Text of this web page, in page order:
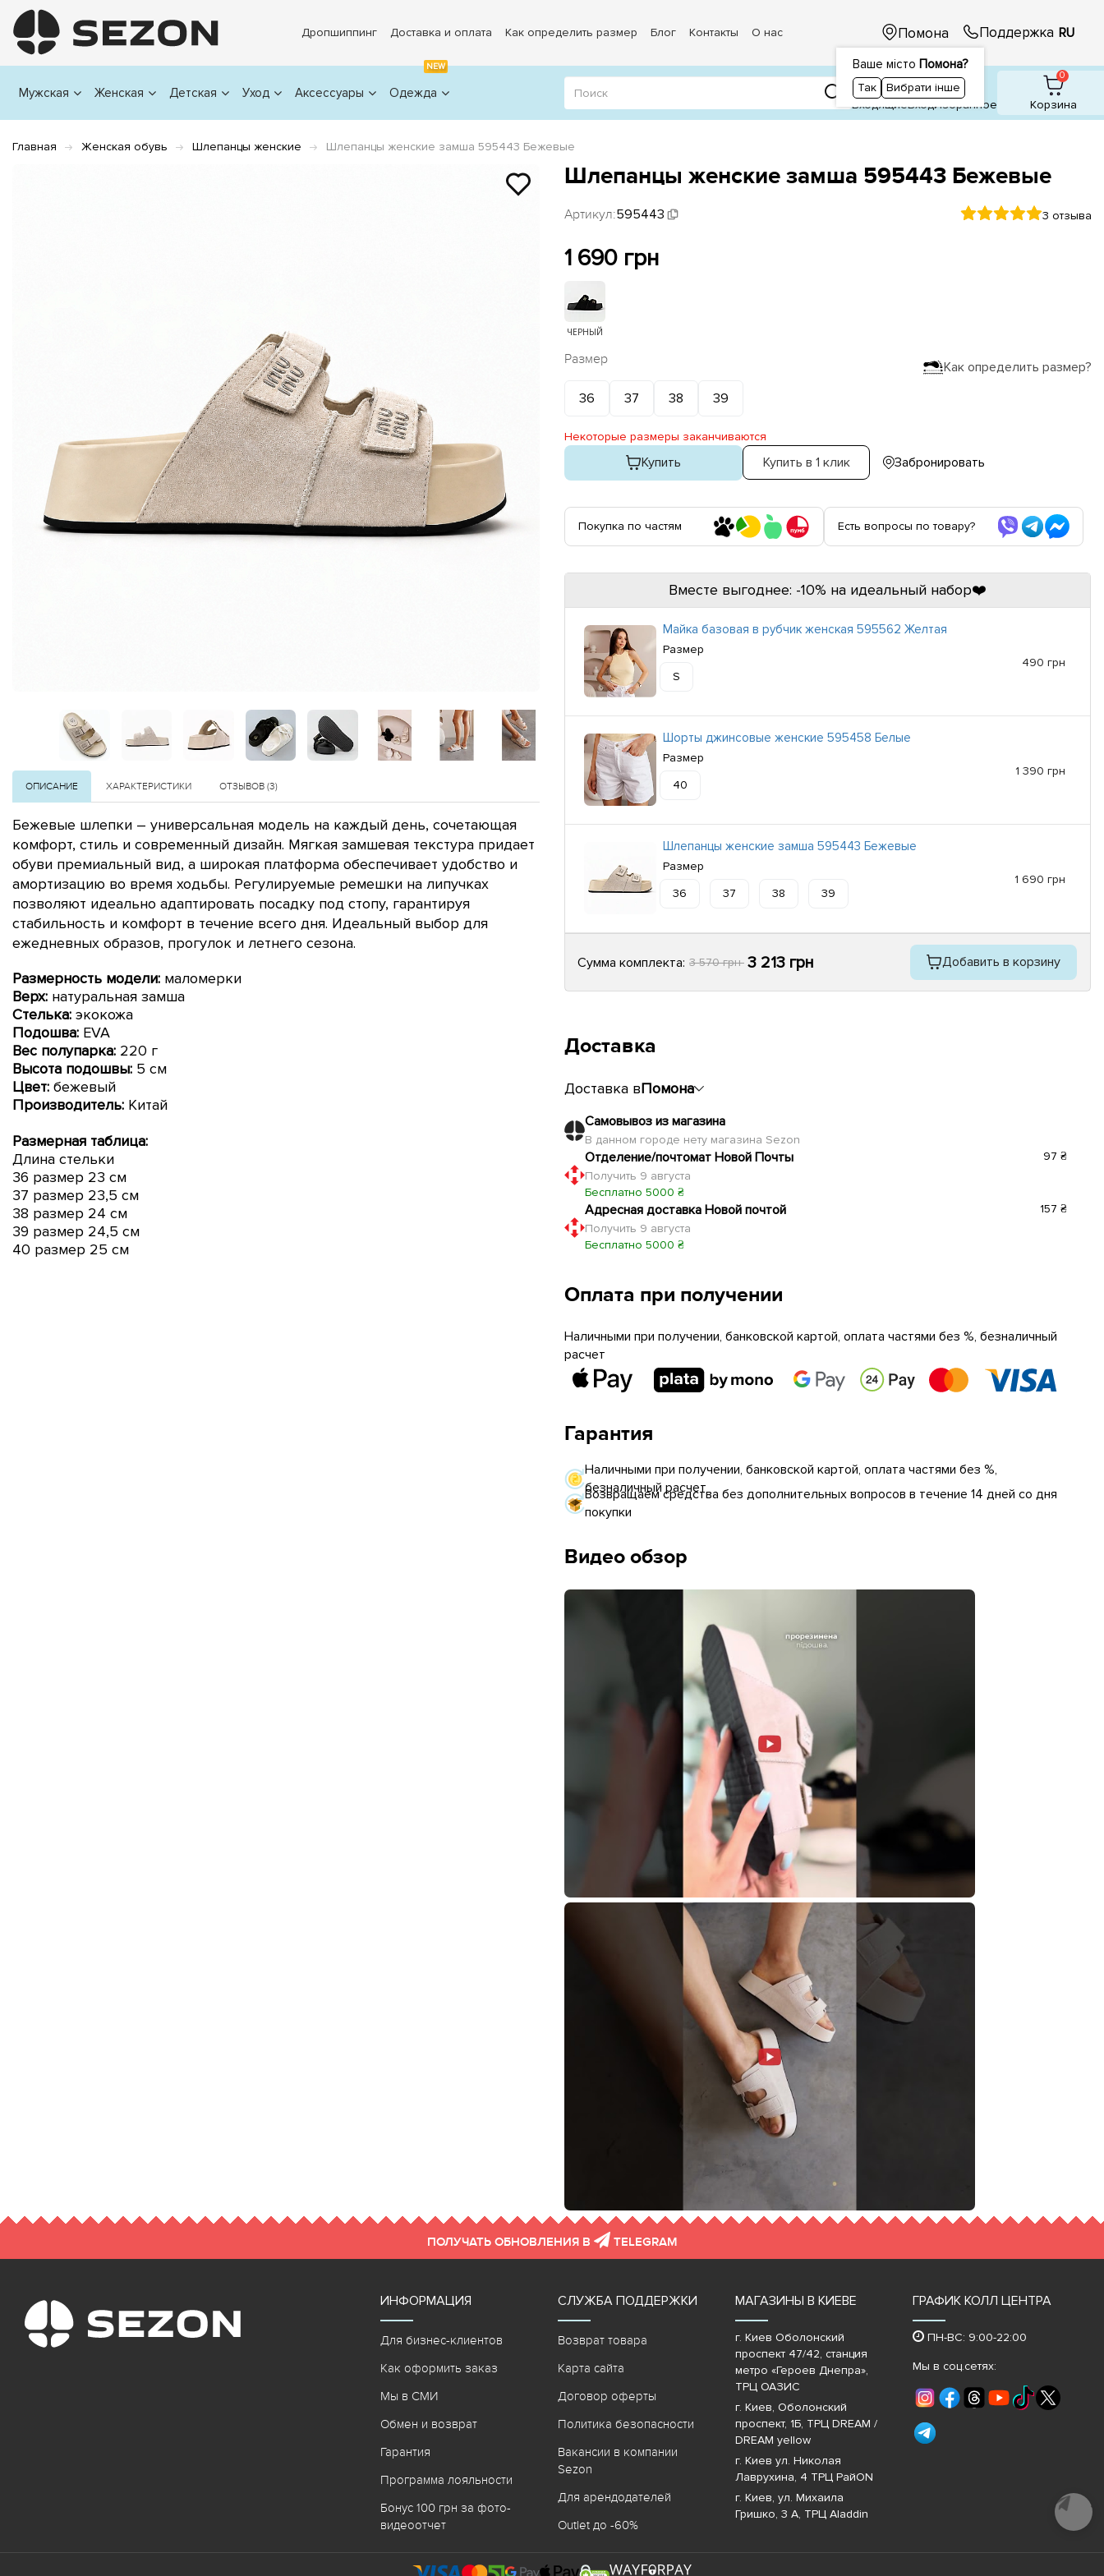
Дропшиппинг Доставка и оплата Как определить размер Блог Контакты О нас Помона
Ваше місто Помона?
Так Вибрати інше
Поддержка RU
Мужская Женская Детская Уход Аксессуары
NEW
Одежда
1
ВходящиеВходИзбранное
0
Корзина
Главная Женская обувь Шлепанцы женские Шлепанцы женские замша 595443 Бежевые
Шлепанцы женские замша 595443 Бежевые
Артикул:595443 3 отзыва
1 690 грн
ЧЕРНЫЙ
Как определить размер?
Размер
36 37 38 39
Некоторые размеры заканчиваются
Купить Купить в 1 клик Забронировать
Покупка по частям Есть вопросы по товару?
Вместе выгоднее: -10% на идеальный набор❤️
Майка базовая в рубчик женская 595562 Желтая
Размер
S
490 грн
Шорты джинсовые женские 595458 Белые
Размер
40
1 390 грн
Шлепанцы женские замша 595443 Бежевые
Размер
36
37 38 39
1 690 грн
Сумма комплекта: 3 570 грн 3 213 грн Добавить в корзину
Доставка
Доставка вПомона
Самовывоз из магазина
В данном городе нету магазина Sezon
Отделение/почтомат Новой Почты
Получить 9 августа
Бесплатно 5000 ₴
97 ₴
Адресная доставка Новой почтой
Получить 9 августа
Бесплатно 5000 ₴
157 ₴
Оплата при получении
Наличными при получении, банковской картой, оплата частями без %, безналичный
расчет
Гарантия
Наличными при получении, банковской картой, оплата частями без %,
безналичный расчет
Возвращаем средства без дополнительных вопросов в течение 14 дней со дня
покупки
Видео обзор
ОПИСАНИЕ ХАРАКТЕРИСТИКИ ОТЗЫВОВ (3)
Бежевые шлепки – универсальная модель на каждый день, сочетающая
комфорт, стиль и современный дизайн. Мягкая замшевая текстура придает
обуви премиальный вид, а широкая платформа обеспечивает удобство и
амортизацию во время ходьбы. Регулируемые ремешки на липучках
позволяют идеально адаптировать посадку под стопу, гарантируя
стабильность и комфорт в течение всего дня. Идеальный выбор для
ежедневных образов, прогулок и летнего сезона.
Размерность модели: маломерки
Верх: натуральная замша
Стелька: экокожа
Подошва: EVA
Вес полупарка: 220 г
Высота подошвы: 5 см
Цвет: бежевый
Производитель: Китай
Размерная таблица:
Длина стельки
36 размер 23 см
37 размер 23,5 см
38 размер 24 см
39 размер 24,5 см
40 размер 25 см
ПОЛУЧАТЬ ОБНОВЛЕНИЯ В TELEGRAM
ИНФОРМАЦИЯ
Для бизнес-клиентов
Как оформить заказ
Мы в СМИ
Обмен и возврат
Гарантия
Программа лояльности
Бонус 100 грн за фото-
видеоотчет
СЛУЖБА ПОДДЕРЖКИ
Возврат товара
Карта сайта
Договор оферты
Политика безопасности
Вакансии в компании
Sezon
Для арендодателей
Outlet до -60%
МАГАЗИНЫ В КИЕВЕ
г. Киев Оболонский
проспект 47/42, станция
метро «Героев Днепра»‎,
ТРЦ ОАЗИС
г. Киев, Оболонский
проспект, 1Б, ТРЦ DREAM /
DREAM yellow
г. Киев ул. Николая
Лаврухина, 4 ТРЦ РайON
г. Киев, ул. Михаила
Гришко, 3 А, ТРЦ Aladdin
ГРАФИК КОЛЛ ЦЕНТРА
ПН-ВС: 9:00-22:00
Мы в соц.сетях:
Почати
діалог